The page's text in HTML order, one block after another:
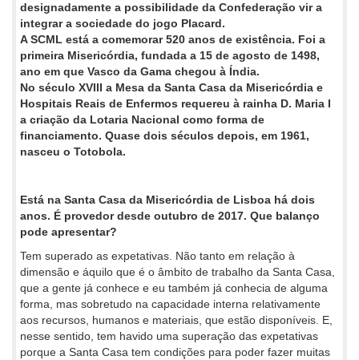
designadamente a possibilidade da Confederação vir a
integrar a sociedade do jogo Placard.
A SCML está a comemorar 520 anos de existência. Foi a
primeira Misericórdia, fundada a 15 de agosto de 1498,
ano em que Vasco da Gama chegou à Índia.
No século XVIII a Mesa da Santa Casa da Misericórdia e
Hospitais Reais de Enfermos requereu à rainha D. Maria I
a criação da Lotaria Nacional como forma de
financiamento. Quase dois séculos depois, em 1961,
nasceu o Totobola.
Está na Santa Casa da Misericórdia de Lisboa há dois
anos. É provedor desde outubro de 2017. Que balanço
pode apresentar?
Tem superado as expetativas. Não tanto em relação à
dimensão e áquilo que é o âmbito de trabalho da Santa Casa,
que a gente já conhece e eu também já conhecia de alguma
forma, mas sobretudo na capacidade interna relativamente
aos recursos, humanos e materiais, que estão disponíveis. E,
nesse sentido, tem havido uma superação das expetativas
porque a Santa Casa tem condições para poder fazer muitas